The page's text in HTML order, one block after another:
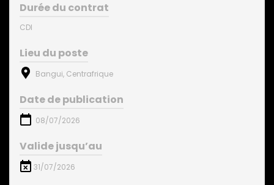
Durée du contrat
CDI
Lieu du poste
Bangui, Centrafrique
Date de publication
08/07/2026
Valide jusqu’au
31/07/2026